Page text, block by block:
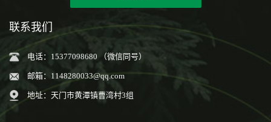
联系我们
电话：15377098680 （微信同号）
邮箱： 1148280033@qq.com
地址：天门市黄潭镇曹湾村3组